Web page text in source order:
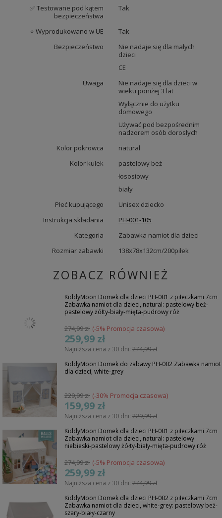
✅ Testowane pod kątem
bezpieczeństwa
Tak
⭐ Wyprodukowano w UE
Tak
Bezpieczeństwo
Nie nadaje się dla małych
dzieci
CE
Uwaga
Nie nadaje się dla dzieci w
wieku poniżej 3 lat
Wyłącznie do użytku
domowego
Używać pod bezpośrednim
nadzorem osób dorosłych
Kolor pokrowca
natural
Kolor kulek
pastelowy beż
łososiowy
biały
Płeć kupującego
Unisex dziecko
Instrukcja składania
PH-001-105
Kategoria
Zabawka namiot dla dzieci
Rozmiar zabawki
138x78x132cm/200piłek
ZOBACZ RÓWNIEŻ
KiddyMoon Domek dla dzieci PH-001 z piłeczkami 7cm
Zabawka namiot dla dzieci, natural: pastelowy beż-
pastelowy żółty-biały-mięta-pudrowy róż
274,99 zł (-5% Promocja czasowa)
259,99 zł
Najniższa cena z 30 dni: 274,99 zł
KiddyMoon Domek do zabawy PH-002 Zabawka namiot
dla dzieci, white-grey
229,99 zł (-30% Promocja czasowa)
159,99 zł
Najniższa cena z 30 dni: 229,99 zł
KiddyMoon Domek dla dzieci PH-001 z piłeczkami 7cm
Zabawka namiot dla dzieci, natural: pastelowy
niebieski-pastelowy żółty-biały-mięta-pudrowy róż
274,99 zł (-5% Promocja czasowa)
259,99 zł
Najniższa cena z 30 dni: 274,99 zł
KiddyMoon Domek dla dzieci PH-002 z piłeczkami 7cm
Zabawka namiot dla dzieci, white-grey: pastelowy beż-
szary-biały-czarny